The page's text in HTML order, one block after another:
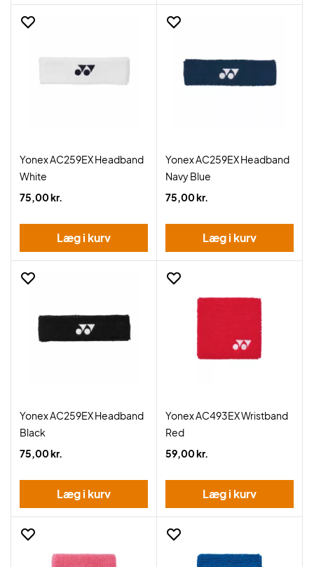
Yonex AC259EX Headband
White
75,00 kr.
Læg i kurv
Yonex AC259EX Headband
Navy Blue
75,00 kr.
Læg i kurv
Yonex AC259EX Headband
Black
75,00 kr.
Læg i kurv
Yonex AC493EX Wristband
Red
59,00 kr.
Læg i kurv